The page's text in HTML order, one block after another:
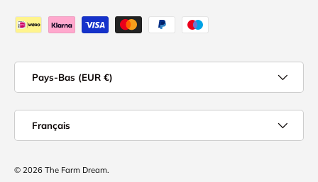
Moyens de paiement acceptés
Pays-Bas (EUR €)
Français
© 2026 The Farm Dream.